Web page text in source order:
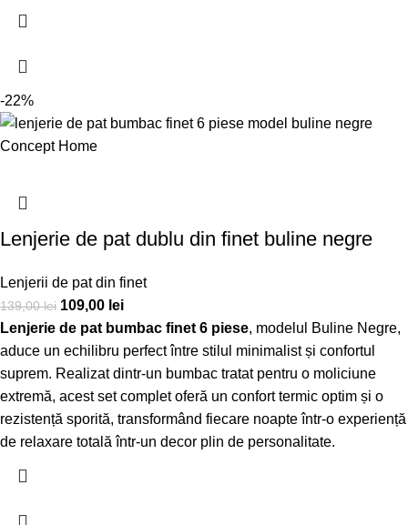
-22%
Lenjerie de pat dublu din finet buline negre
Lenjerii de pat din finet
139,00lei 109,00 lei
Lenjerie de pat bumbac finet 6 piese, modelul Buline Negre,
aduce un echilibru perfect între stilul minimalist și confortul
suprem. Realizat dintr-un bumbac tratat pentru o moliciune
extremă, acest set complet oferă un confort termic optim și o
rezistență sporită, transformând fiecare noapte într-o experiență
de relaxare totală într-un decor plin de personalitate.